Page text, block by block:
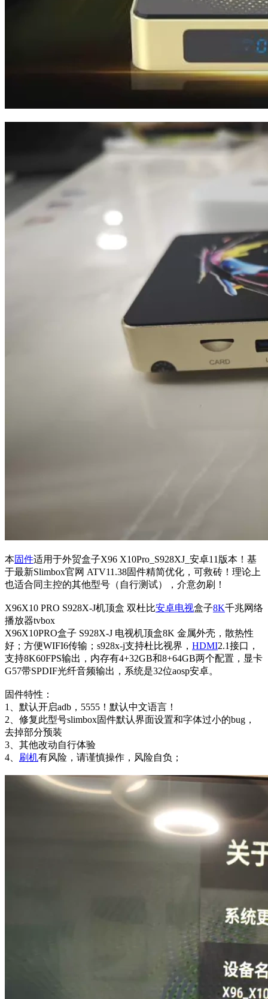
本固件适用于外贸盒子X96 X10Pro_S928XJ_安卓11版本！基
于最新Slimbox官网 ATV11.38固件精简优化，可救砖！理论上
也适合同主控的其他型号（自行测试），介意勿刷！
X96X10 PRO S928X-J机顶盒 双杜比安卓电视盒子8K千兆网络
播放器tvbox
X96X10PRO盒子 S928X-J 电视机顶盒8K 金属外壳，散热性
好；方便WIFI6传输；s928x-j支持杜比视界， HDMI2.1接口，
支持8K60FPS输出，内存有4+32GB和8+64GB两个配置，显卡
G57带SPDIF光纤音频输出，系统是32位aosp安卓。
固件特性：
1、默认开启adb，5555！默认中文语言！
2、修复此型号slimbox固件默认界面设置和字体过小的bug，
去掉部分预装
3、其他改动自行体验
4、 刷机有风险，请谨慎操作，风险自负；